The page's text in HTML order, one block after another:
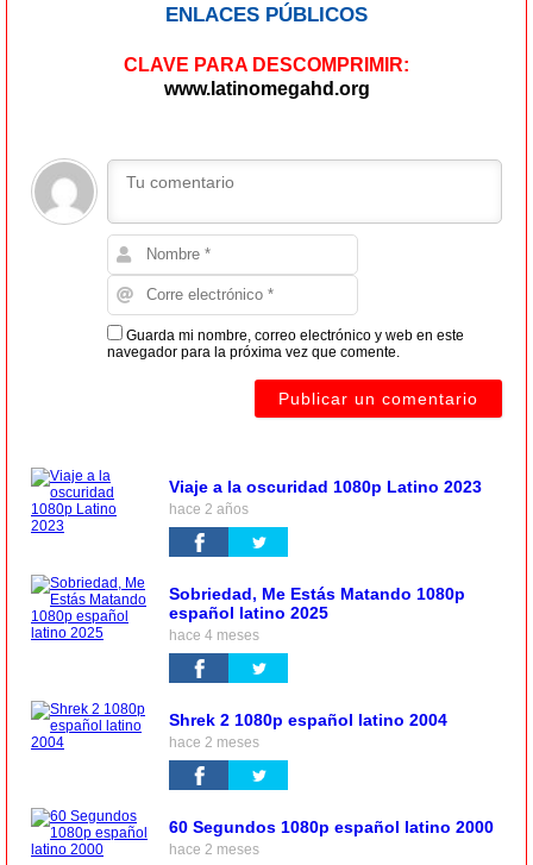
ENLACES PÚBLICOS
CLAVE PARA DESCOMPRIMIR:
www.latinomegahd.org
Guarda mi nombre, correo electrónico y web en este
navegador para la próxima vez que comente.
Viaje a la oscuridad 1080p Latino 2023
hace 2 años
Sobriedad, Me Estás Matando 1080p
español latino 2025
hace 4 meses
Shrek 2 1080p español latino 2004
hace 2 meses
60 Segundos 1080p español latino 2000
hace 2 meses